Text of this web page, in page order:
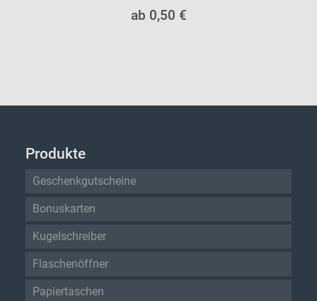
ab 0,50 €
Produkte
Geschenkgutscheine
Bonuskarten
Kugelschreiber
Flaschenöffner
Papiertaschen